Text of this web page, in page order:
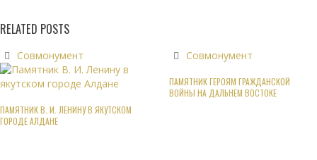
RELATED POSTS
Совмонумент
ПАМЯТНИК В. И. ЛЕНИНУ В ЯКУТСКОМ
ГОРОДЕ АЛДАНЕ
Совмонумент
ПАМЯТНИК ГЕРОЯМ ГРАЖДАНСКОЙ
ВОЙНЫ НА ДАЛЬНЕМ ВОСТОКЕ